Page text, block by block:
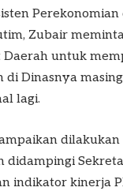
Perekonomian
Zubair
Daerah untuk
di Dinasnya
lagi.
dilakukan
didampingi
indikator kinerja